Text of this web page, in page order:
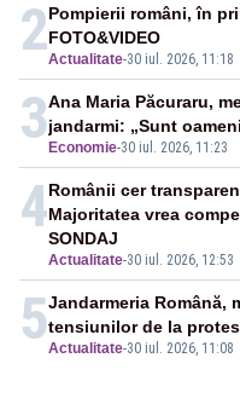
2Actualitate-30 iul. 2026, 11:18
Pompierii români, în
FOTO&VIDEO
3 Economie-30 iul. 2026, 11:23
Ana Maria Păcuraru,
jandarmi: „Sunt
4
Actualitate-30 iul. 2026, 12:53
Românii cer
Majoritatea vrea
SONDAJ
5Actualitate-30 iul. 2026, 11:08
Jandarmeria Română,
tensiunilor de la